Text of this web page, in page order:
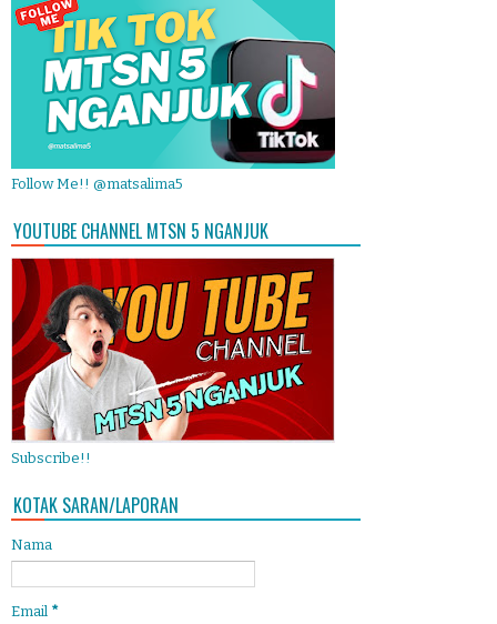
Follow Me!! @matsalima5
YOUTUBE CHANNEL MTSN 5 NGANJUK
Subscribe!!
KOTAK SARAN/LAPORAN
Nama
Email *